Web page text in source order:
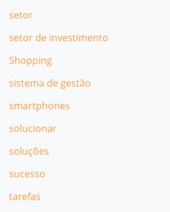
setor
setor de investimento
Shopping
sistema de gestão
smartphones
solucionar
soluções
sucesso
tarefas